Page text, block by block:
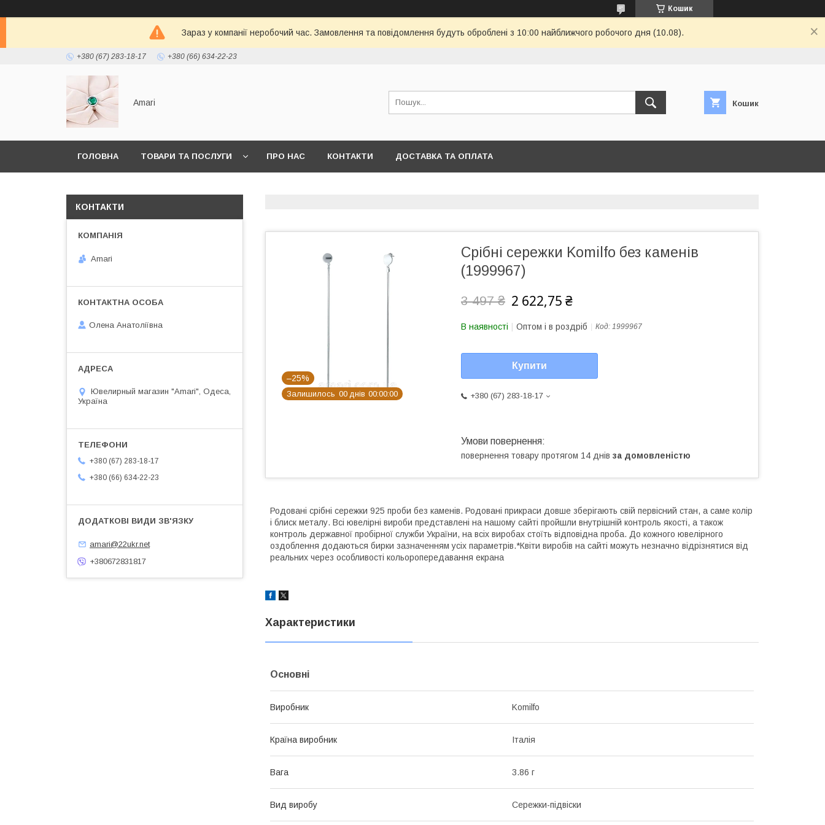
Кошик
Зараз у компанії неробочий час. Замовлення та повідомлення будуть оброблені з 10:00 найближчого робочого дня (10.08).
+380 (67) 283-18-17 +380 (66) 634-22-23
Amari Кошик
ГОЛОВНА ТОВАРИ ТА ПОСЛУГИ ПРО НАС КОНТАКТИ ДОСТАВКА ТА ОПЛАТА
–25%
Залишилось 00 днів 00 00 00
Срібні сережки Komilfo без каменів
(1999967)
3 497 ₴ 2 622,75 ₴
В наявності Оптом і в роздріб Код: 1999967
Купити
+380 (67) 283-18-17
повернення товару протягом 14 днів за домовленістю
Родовані срібні сережки 925 проби без каменів. Родовані прикраси довше зберігають свій первісний стан, а саме колір
і блиск металу. Всі ювелірні вироби представлені на нашому сайті пройшли внутрішній контроль якості, а також
контроль державної пробірної служби України, на всіх виробах стоїть відповідна проба. До кожного ювелірного
оздоблення додаються бирки зазначенням усіх параметрів.*Квіти виробів на сайті можуть незначно відрізнятися від
реальних через особливості кольоропередавання екрана
Характеристики
Основні
Виробник Komilfo
Країна виробник Італія
Вага 3.86 г
Вид виробу Сережки-підвіски
КОНТАКТИ
Amari
Олена Анатоліївна
Ювелирный магазин "Amari", Одеса,
Україна
+380 (67) 283-18-17
+380 (66) 634-22-23
amari@22ukr.net
+380672831817